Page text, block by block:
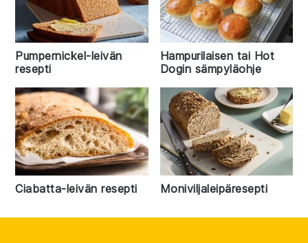
Pumpernickel-leivän
resepti
Hampurilaisen tai Hot
Dogin sämpyläohje
Ciabatta-leivän resepti Moniviljaleipäresepti